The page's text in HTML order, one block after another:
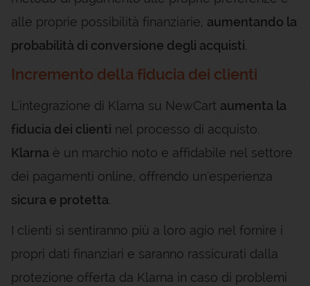
alle proprie possibilità finanziarie, aumentando la
probabilità di conversione degli acquisti.
Incremento della fiducia dei clienti
L'integrazione di Klarna su NewCart aumenta la
fiducia dei clienti nel processo di acquisto.
Klarna è un marchio noto e affidabile nel settore
dei pagamenti online, offrendo un'esperienza
sicura e protetta.
I clienti si sentiranno più a loro agio nel fornire i
propri dati finanziari e saranno rassicurati dalla
protezione offerta da Klarna in caso di problemi